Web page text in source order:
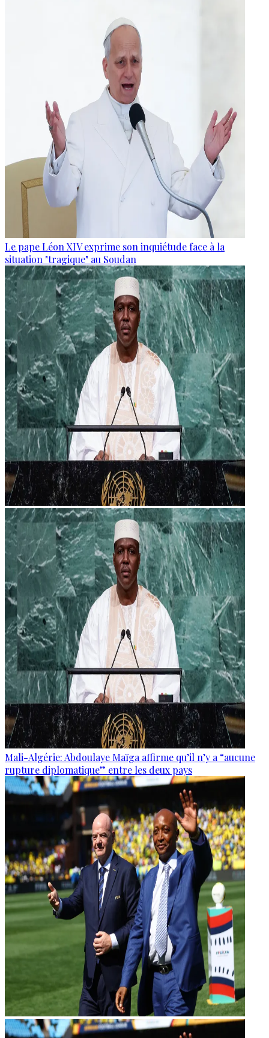
Le pape Léon XIV exprime son inquiétude face à la
situation "tragique" au Soudan
Mali-Algérie: Abdoulaye Maïga affirme qu’il n’y a “aucune
rupture diplomatique” entre les deux pays